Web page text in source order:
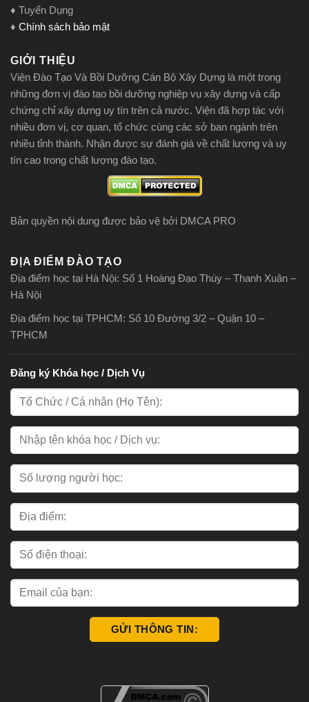
♦ Tuyển Dụng
♦ Chính sách bảo mật
GIỚI THIỆU
Viện Đào Tạo Và Bồi Dưỡng Cán Bộ Xây Dựng là một trong
những đơn vị đào tạo bồi dưỡng nghiệp vụ xây dựng và cấp
chứng chỉ xây dựng uy tín trên cả nước. Viện đã hợp tác với
nhiều đơn vị, cơ quan, tổ chức cùng các sở ban ngành trên
nhiều tỉnh thành. Nhận được sự đánh giá về chất lượng và uy
tín cao trong chất lượng đào tạo.
Bản quyền nội dung được bảo vệ bởi DMCA PRO
ĐỊA ĐIỂM ĐÀO TẠO
Địa điểm học tại Hà Nội: Số 1 Hoàng Đạo Thúy – Thanh Xuân –
Hà Nội
Địa điểm học tại TPHCM: Số 10 Đường 3/2 – Quận 10 –
TPHCM
Đăng ký Khóa học / Dịch Vụ